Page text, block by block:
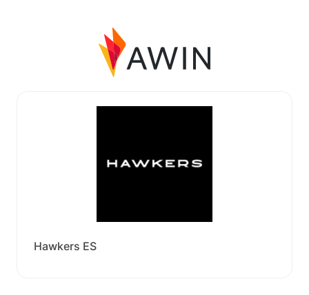
Hawkers ES